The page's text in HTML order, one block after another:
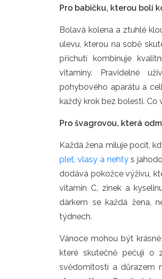
Pro babičku, kterou bolí
Bolavá kolena a ztuhlé
úlevu, kterou na sobě
příchutí kombinuje
vitaminy. Pravidelné
pohybového aparátu a
každý krok bez bolesti. Co
Pro švagrovou, která
Každá žena miluje pocit,
pleť, vlasy a nehtys
dodává pokožce výživu,
vitamin C, zinek a
dárkem se každá žena,
týdnech.
Vánoce mohou být
které skutečně pečují o
svědomitostí a důrazem